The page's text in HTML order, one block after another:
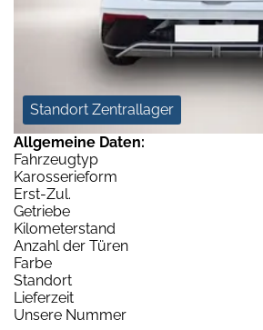
Standort Zentrallager
Allgemeine Daten:
Fahrzeugtyp
Karosserieform
Erst-Zul.
Getriebe
Kilometerstand
Anzahl der Türen
Farbe
Standort
Lieferzeit
Unsere Nummer